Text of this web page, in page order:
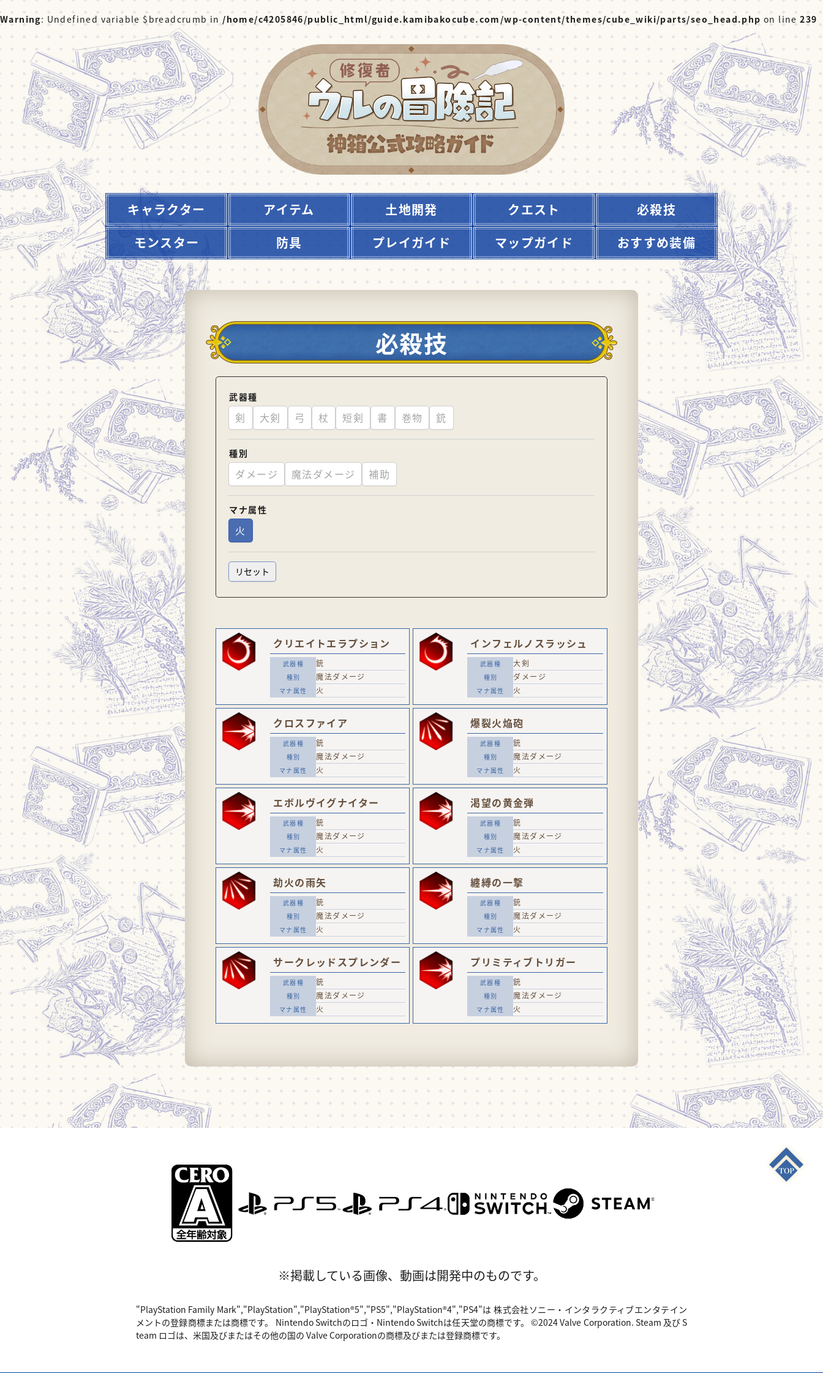
Warning: Undefined variable $breadcrumb in /home/c4205846/public_html/guide.kamibakocube.com/wp-content/themes/cube_wiki/parts/seo_head.php on line239
キャラクター アイテム 土地開発 クエスト
必殺技
モンスター
防具 プレイガイド マップガイド おすすめ装備
必殺技
武器種
剣 大剣 弓 杖 短剣 書 巻物 銃
種別
ダメージ 魔法ダメージ 補助
マナ属性
火
クリエイトエラプション
銃
魔法ダメージ
火
インフェルノスラッシュ
大剣
ダメージ
火
クロスファイア
銃
魔法ダメージ
火
爆裂火焔砲
銃
魔法ダメージ
火
エボルヴイグナイター
銃
魔法ダメージ
火
渇望の黄金弾
銃
魔法ダメージ
火
劫火の雨矢
銃
魔法ダメージ
火
纏縛の一撃
銃
魔法ダメージ
火
サークレッドスプレンダー
銃
魔法ダメージ
火
プリミティブトリガー
銃
魔法ダメージ
火
※掲載している画像、動画は開発中のものです。
"PlayStation Family Mark","PlayStation","PlayStation®5","PS5","PlayStation®4","PS4"は 株式会社ソニー・インタラクティブエンタテイン
メントの登録商標または商標です。 Nintendo Switchのロゴ・Nintendo Switchは任天堂の商標です。 ©2024 Valve Corporation. Steam 及び S
team ロゴは、米国及びまたはその他の国の Valve Corporationの商標及びまたは登録商標です。